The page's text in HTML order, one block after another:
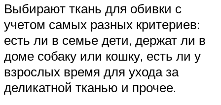
Выбирают ткань для обивки с
учетом самых разных критериев:
есть ли в семье дети, держат ли в
доме собаку или кошку, есть ли у
взрослых время для ухода за
деликатной тканью и прочее.